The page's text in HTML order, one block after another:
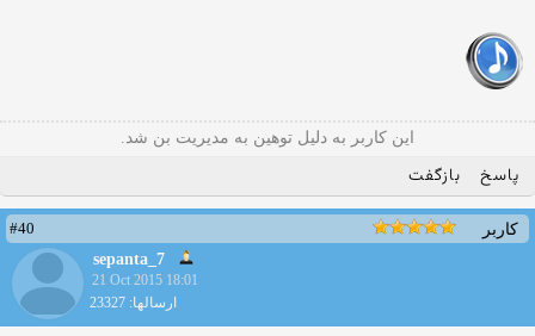
این کاربر به دلیل توهین به مدیریت بن شد.
پاسخ بازگفت
کاربر
#40
sepanta_7
21 Oct 2015 18:01
ارسالها: 23327